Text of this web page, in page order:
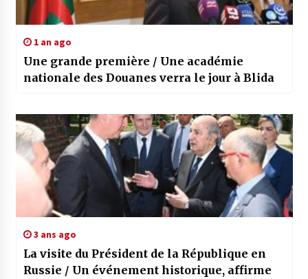
1 an ago
Une grande première / Une académie
nationale des Douanes verra le jour à Blida
3 ans ago
La visite du Président de la République en
Russie / Un événement historique, affirme